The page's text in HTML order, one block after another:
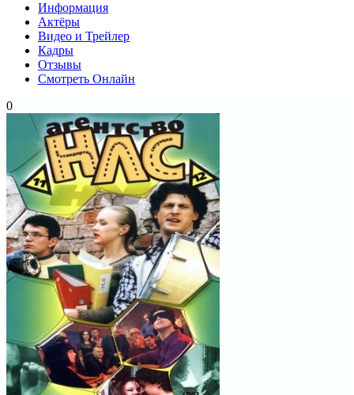
Информация
Актёры
Видео и Трейлер
Кадры
Отзывы
Смотреть Онлайн
0